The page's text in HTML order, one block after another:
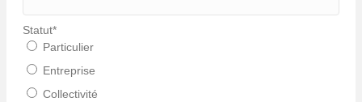
Statut*
Particulier
Entreprise
Collectivité